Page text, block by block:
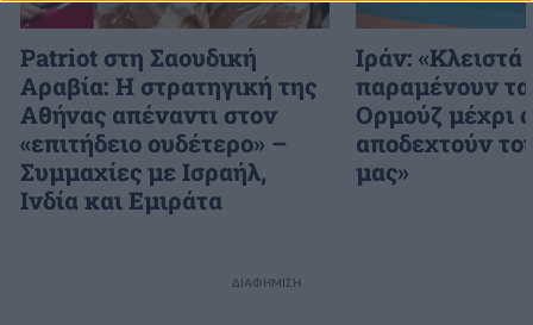
Patriot στη Σαουδική
Αραβία: Η στρατηγική της
Αθήνας απέναντι στον
«επιτήδειο ουδέτερο» –
Συμμαχίες με Ισραήλ,
Ινδία και Εμιράτα
Ιράν: «Κλειστά
παραμένουν
Ορμούζ μέχρι
αποδεχτούν
μας»
ΔΙΑΦΗΜΙΣΗ